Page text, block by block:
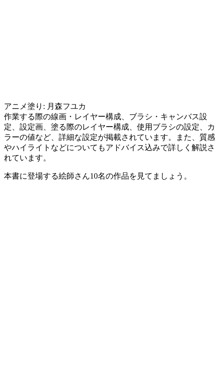
アニメ塗り: 月森フユカ
作業する際の線画・レイヤー構成、ブラシ・キャンバス設
定、設定画、塗る際のレイヤー構成、使用ブラシの設定、カ
ラーの値など、詳細な設定が掲載されています。また、質感
やハイライトなどについてもアドバイス込みで詳しく解説さ
れています。
本書に登場する絵師さん10名の作品を見てましょう。